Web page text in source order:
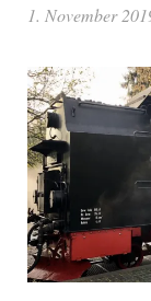
1. November